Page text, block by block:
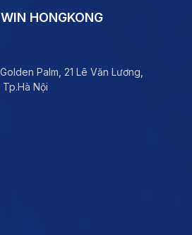
HONGKONG
Palm, 21 Lê Văn Lương,
Nội